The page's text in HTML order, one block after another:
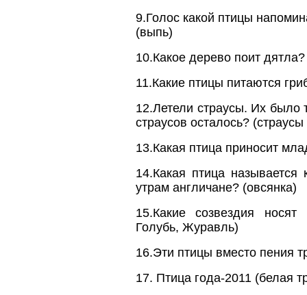
9.Голос какой птицы
(выпь)
10.Какое дерево поит
11.Какие птицы питаются
12.Летели страусы. Их было
страусов осталось?
13.Какая птица приносит
14.Какая птица
утрам англичане? (овсянка)
15.Какие созвездия
Голубь, Журавль)
16.Эти птицы вместо пения
17. Птица года-2011 (белая